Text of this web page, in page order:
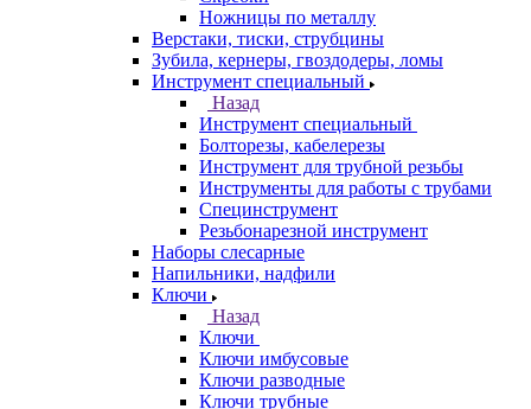
Ножницы по металлу
Верстаки, тиски, струбцины
Зубила, кернеры, гвоздодеры, ломы
Инструмент специальный
Назад
Инструмент специальный
Болторезы, кабелерезы
Инструмент для трубной резьбы
Инструменты для работы с трубами
Специнструмент
Резьбонарезной инструмент
Наборы слесарные
Напильники, надфили
Ключи
Назад
Ключи
Ключи имбусовые
Ключи разводные
Ключи трубные